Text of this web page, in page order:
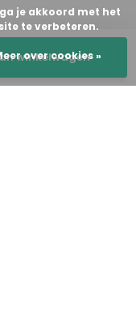
winkelwagen
je akkoord met het
te verbeteren.
over cookies »